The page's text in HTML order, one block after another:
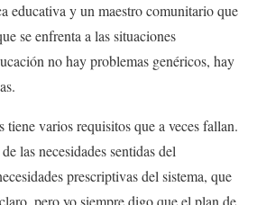
educativa y un maestro comunitario que
se enfrenta a las situaciones
no hay problemas genéricos, hay
varios requisitos que a veces fallan.
las necesidades sentidas del
prescriptivas del sistema, que
pero yo siempre digo que el plan de